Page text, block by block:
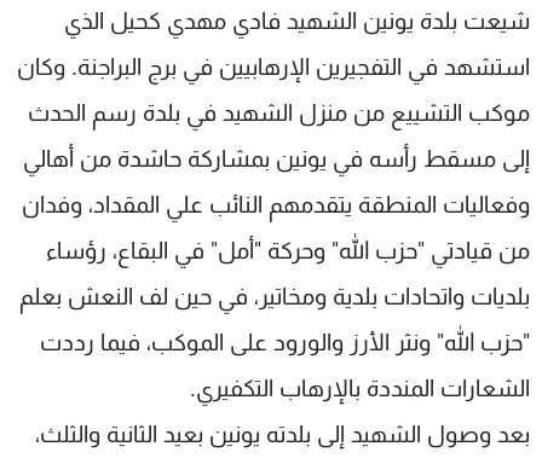
شيعت بلدة يونين الشهيد فادي مهدي كحيل الذي
استشهد في التفجيرين الإرهابيين في برج البراجنة. وكان
موكب التشييع من منزل الشهيد في بلدة رسم الحدث
إلى مسقط رأسه في يونين بمشاركة حاشدة من أهالي
وفعاليات المنطقة يتقدمهم النائب علي المقداد، وفدان
من قيادتي "حزب الله" وحركة "أمل" في البقاع، رؤساء
بلديات واتحادات بلدية ومخاتير، في حين لف النعش بعلم
"حزب الله" ونثر الأرز والورود على الموكب، فيما رددت
الشعارات المنددة بالإرهاب التكفيري.
بعد وصول الشهيد إلى بلدته يونين بعيد الثانية والثلث،
عن MTV
لاعلاناتكم
وظائف
شروط الإسـتخدام